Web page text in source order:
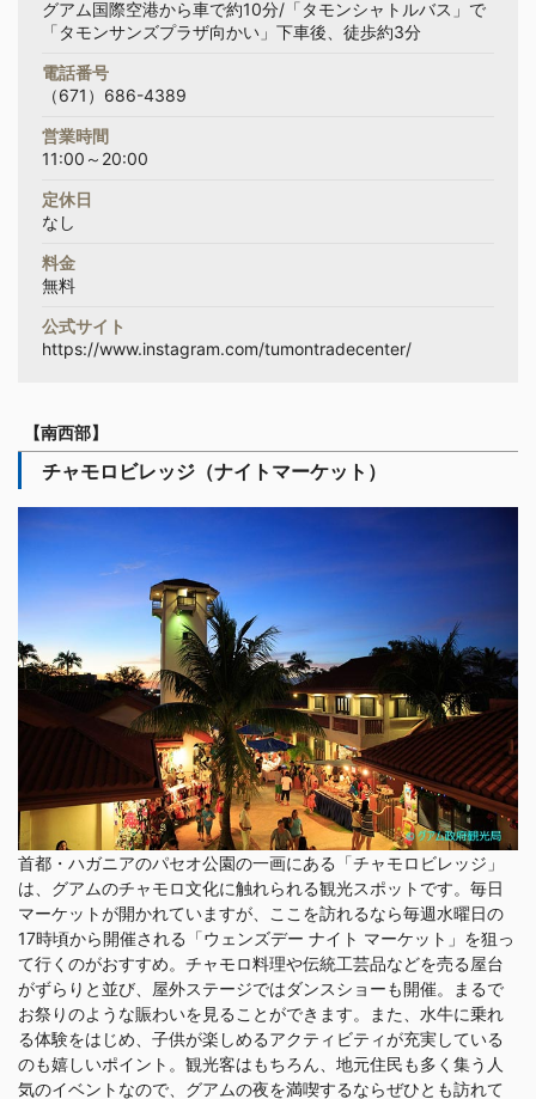
グアム国際空港から車で約10分/「タモンシャトルバス」で
「タモンサンズプラザ向かい」下車後、徒歩約3分
電話番号
（671）686-4389
営業時間
11:00～20:00
定休日
なし
料金
無料
公式サイト
https://www.instagram.com/tumontradecenter/
【南西部】
チャモロビレッジ（ナイトマーケット）
首都・ハガニアのパセオ公園の一画にある「チャモロビレッジ」
は、グアムのチャモロ文化に触れられる観光スポットです。毎日
マーケットが開かれていますが、ここを訪れるなら毎週水曜日の
17時頃から開催される「ウェンズデー ナイト マーケット」を狙っ
て行くのがおすすめ。チャモロ料理や伝統工芸品などを売る屋台
がずらりと並び、屋外ステージではダンスショーも開催。まるで
お祭りのような賑わいを見ることができます。また、水牛に乗れ
る体験をはじめ、子供が楽しめるアクティビティが充実している
のも嬉しいポイント。観光客はもちろん、地元住民も多く集う人
気のイベントなので、グアムの夜を満喫するならぜひとも訪れて